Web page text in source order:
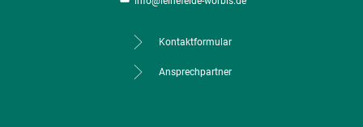
Kontaktformular
Ansprechpartner